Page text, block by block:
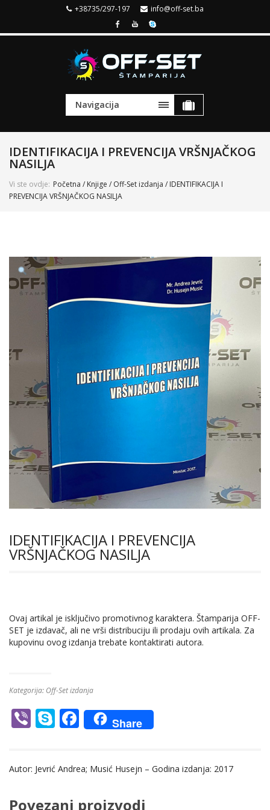
+38735/297-197 info@off-set.ba
Navigacija
IDENTIFIKACIJA I PREVENCIJA VRŠNJAČKOG
NASILJA
Vi ste ovdje: Početna / Knjige / Off-Set izdanja / IDENTIFIKACIJA I
PREVENCIJA VRŠNJAČKOG NASILJA
IDENTIFIKACIJA I PREVENCIJA
VRŠNJAČKOG NASILJA
Ovaj artikal je isključivo promotivnog karaktera. Štamparija OFF-
SET je izdavač, ali ne vrši distribuciju ili prodaju ovih artikala. Za
kupovinu ovog izdanja trebate kontaktirati autora.
Kategorija: Off-Set izdanja
Vi S
p
F
ac
b
Share
Autor: Jevrić Andrea; Musić Husejn – Godina izdanja: 2017
Povezani proizvodi